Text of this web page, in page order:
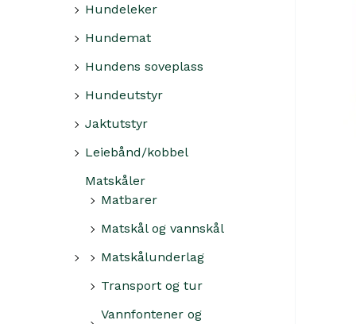
Hundeleker
Hundemat
Hundens soveplass
Hundeutstyr
Jaktutstyr
Leiebånd/kobbel
Matskåler
Matbarer
Matskål og vannskål
Matskålunderlag
Transport og tur
Vannfontener og